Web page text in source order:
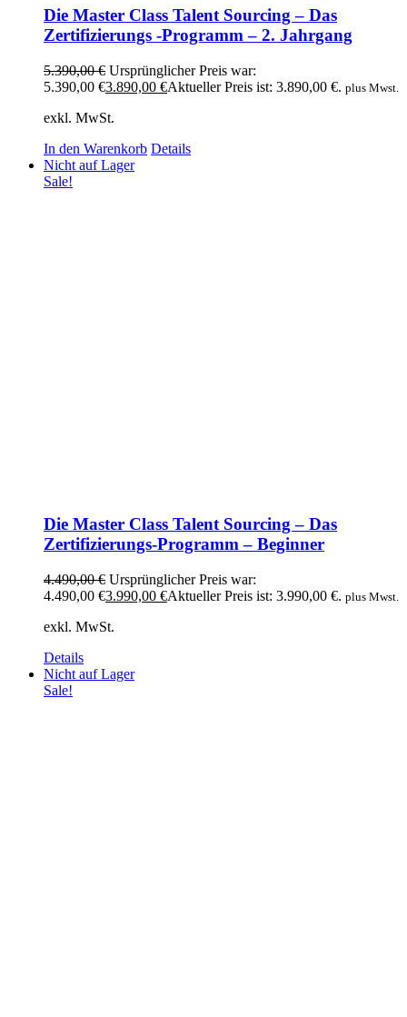
Die Master Class Talent Sourcing – Das
Zertifizierungs -Programm – 2. Jahrgang
5.390,00€ Ursprünglicher Preis war:
5.390,00 €3.890,00 €Aktueller Preis ist: 3.890,00 €. plus Mwst.
exkl. MwSt.
In den Warenkorb Details
Nicht auf Lager
Sale!
Die Master Class Talent Sourcing – Das
Zertifizierungs-Programm – Beginner
4.490,00€ Ursprünglicher Preis war:
4.490,00 €3.990,00 €Aktueller Preis ist: 3.990,00 €. plus Mwst.
exkl. MwSt.
Details
Nicht auf Lager
Sale!